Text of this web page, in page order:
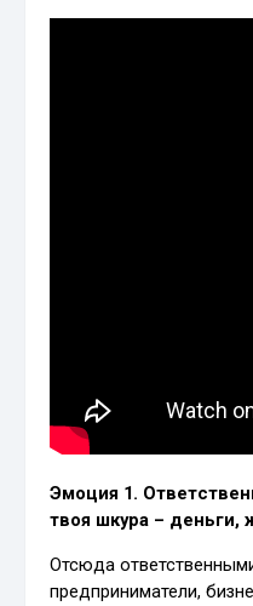
Эмоция 1.
твоя шкура – деньги,
Отсюда
предприниматели,